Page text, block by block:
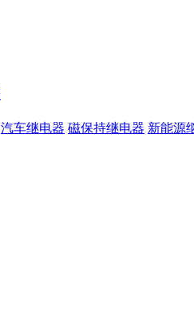
汽车继电器 磁保持继电器 新能源